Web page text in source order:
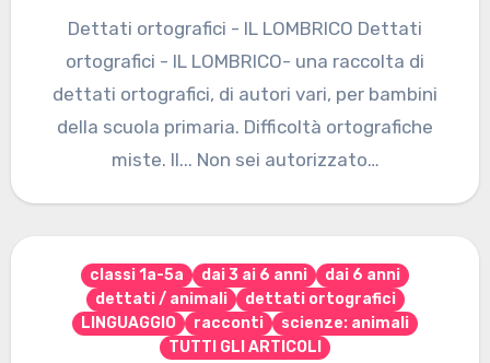
Dettati ortografici - IL LOMBRICO Dettati
ortografici - IL LOMBRICO- una raccolta di
dettati ortografici, di autori vari, per bambini
della scuola primaria. Difficoltà ortografiche
miste. Il... Non sei autorizzato…
classi 1a-5a dai 3 ai 6 anni
dai 6 anni
dettati / animali
dettati ortografici
LINGUAGGIO
racconti
scienze: animali
TUTTI GLI ARTICOLI